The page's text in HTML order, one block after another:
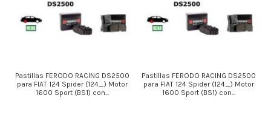
Pastillas FERODO RACING DS2500
para FIAT 124 Spider (124_) Motor
1600 Sport (BS1) con...
Pastillas FERODO RACING DS2500
para FIAT 124 Spider (124_) Motor
1600 Sport (BS1) con...